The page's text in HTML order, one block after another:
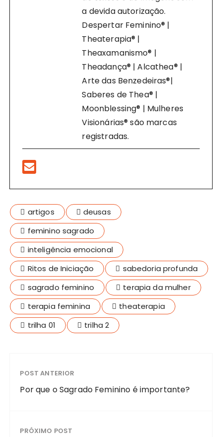
a devida autorização.
Despertar Feminino® |
Theaterapia® |
Theaxamanismo® |
Theadança® | Alcathea® |
Arte das Benzedeiras®|
Saberes de Thea® |
Moonblessing® | Mulheres
Visionárias® são marcas
registradas.
artigos
deusas
feminino sagrado
inteligência emocional
Ritos de Iniciação
sabedoria profunda
sagrado feminino
terapia da mulher
terapia feminina
theaterapia
trilha 01
trilha 2
POST ANTERIOR
Por que o Sagrado Feminino é importante?
PRÓXIMO POST